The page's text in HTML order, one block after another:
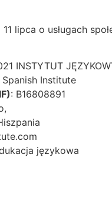
lipca o usługach
INSTYTUT
Institute
: B16808891
językowa